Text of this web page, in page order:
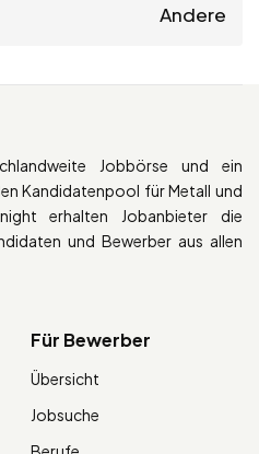
Andere
Jobbörse und ein
Kandidatenpool für Metall und
erhalten Jobanbieter die
und Bewerber aus allen
Für Bewerber
Übersicht
Jobsuche